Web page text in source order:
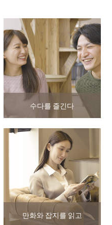
수다를 즐긴다
만화와 잡지를 읽고